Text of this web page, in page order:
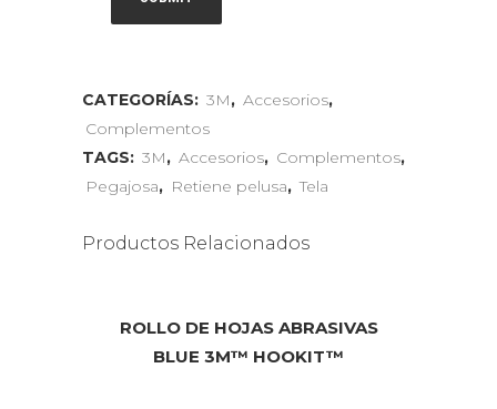
CATEGORÍAS: 3M, Accesorios,
Complementos
TAGS: 3M, Accesorios, Complementos,
Pegajosa, Retiene pelusa, Tela
Productos Relacionados
ROLLO DE HOJAS ABRASIVAS
BLUE 3M™ HOOKIT™